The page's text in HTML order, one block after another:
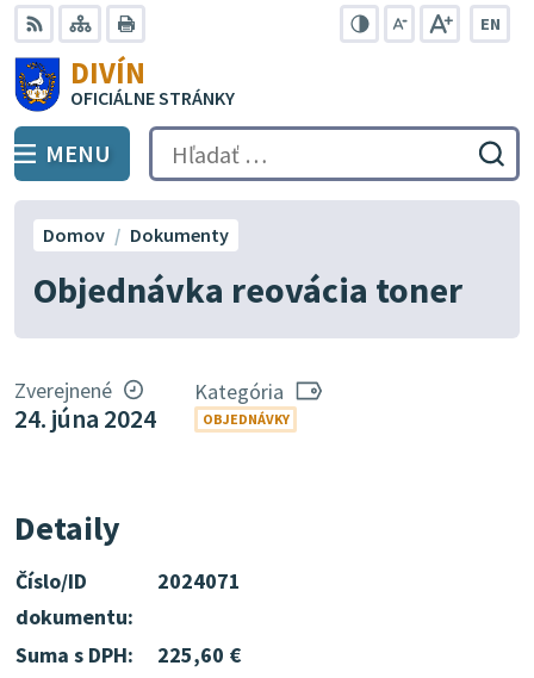
Preskočiť
na
obsah
RSS Mapa
EN
DIVÍN
OFICIÁLNE STRÁNKY
PREPNÚŤ
MENU Hľadať:
Objednávka reovácia toner
Domov Dokumenty
Zverejnené
24. júna 2024
Kategória
OBJEDNÁVKY
Detaily
Číslo/ID
dokumentu:
2024071
Suma s DPH:
225,60 €